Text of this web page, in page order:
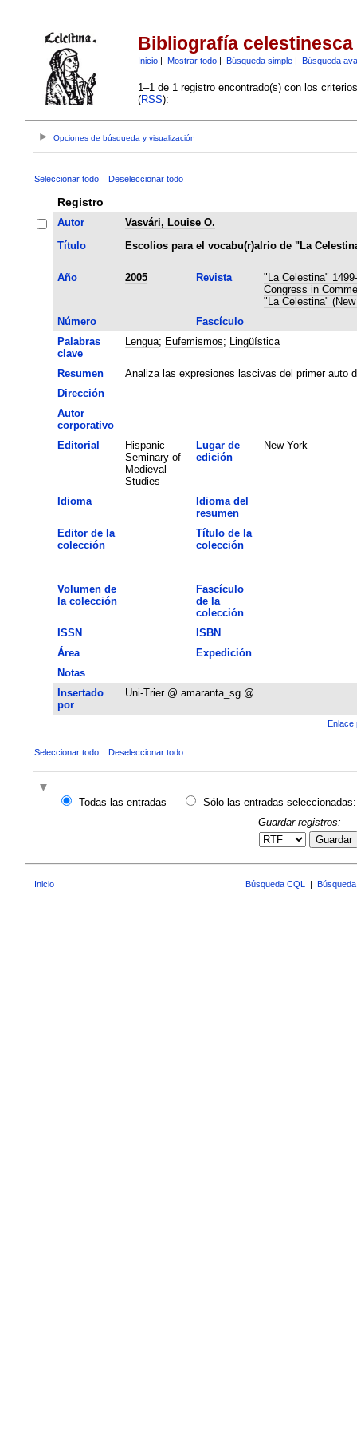
Bibliografía celestinesca
Inicio| Mostrar todo| Búsqueda simple| Búsqueda
1–1 de 1 registro encontrado(s) con los
(RSS):
Opciones de búsqueda y visualización
Seleccionar todo Deseleccionar todo
Registro
Autor
Vasvári, Louise O.
Título
Escolios para el vocabu(r)alrio de "La
Año 2005 Revista
"La Celestina"
Congress in
"La Celestina"
Número
Fascículo
Palabras
clave
Lengua; Eufemismos; Lingüística
Resumen
Analiza las expresiones lascivas del primer auto
Dirección
Autor
corporativo
Editorial
Hispanic
Seminary of
Medieval
Studies
Lugar de
edición
New York
Idioma
Idioma del
resumen
Editor de la
colección
Título de la
colección
Volumen de
la colección
Fascículo
de la
colección
ISSN
ISBN
Área
Expedición
Notas
Insertado
por
Uni-Trier @ amaranta_sg @
Enlace
Seleccionar todo Deseleccionar todo
Todas las entradas
Sólo las entradas seleccionadas:
Guardar registros:
Guardar
Inicio Búsqueda CQL